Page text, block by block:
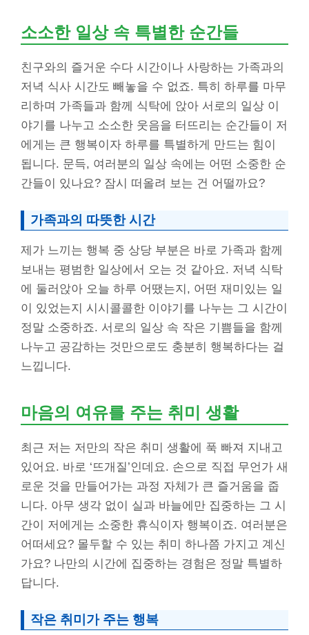
소소한 일상 속 특별한 순간들
친구와의 즐거운 수다 시간이나 사랑하는 가족과의
저녁 식사 시간도 빼놓을 수 없죠. 특히 하루를 마무
리하며 가족들과 함께 식탁에 앉아 서로의 일상 이
야기를 나누고 소소한 웃음을 터뜨리는 순간들이 저
에게는 큰 행복이자 하루를 특별하게 만드는 힘이
됩니다. 문득, 여러분의 일상 속에는 어떤 소중한 순
간들이 있나요? 잠시 떠올려 보는 건 어떨까요?
가족과의 따뜻한 시간
제가 느끼는 행복 중 상당 부분은 바로 가족과 함께
보내는 평범한 일상에서 오는 것 같아요. 저녁 식탁
에 둘러앉아 오늘 하루 어땠는지, 어떤 재미있는 일
이 있었는지 시시콜콜한 이야기를 나누는 그 시간이
정말 소중하죠. 서로의 일상 속 작은 기쁨들을 함께
나누고 공감하는 것만으로도 충분히 행복하다는 걸
느낍니다.
마음의 여유를 주는 취미 생활
최근 저는 저만의 작은 취미 생활에 푹 빠져 지내고
있어요. 바로 ‘뜨개질’인데요. 손으로 직접 무언가 새
로운 것을 만들어가는 과정 자체가 큰 즐거움을 줍
니다. 아무 생각 없이 실과 바늘에만 집중하는 그 시
간이 저에게는 소중한 휴식이자 행복이죠. 여러분은
어떠세요? 몰두할 수 있는 취미 하나쯤 가지고 계신
가요? 나만의 시간에 집중하는 경험은 정말 특별하
답니다.
작은 취미가 주는 행복